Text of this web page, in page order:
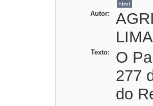
Autor:
Texto:
O
277
do